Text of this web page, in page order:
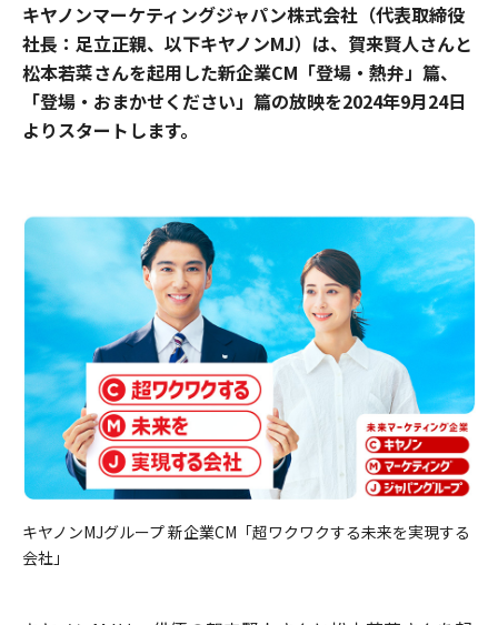
キヤノンマーケティングジャパン株式会社（代表取締役
社長：足立正親、以下キヤノンMJ）は、賀来賢人さんと
松本若菜さんを起用した新企業CM「登場・熱弁」篇、
「登場・おまかせください」篇の放映を2024年9月24日
よりスタートします。
キヤノンMJグループ 新企業CM「超ワクワクする未来を実現する
会社」